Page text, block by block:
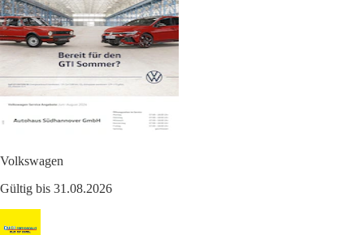
Volkswagen
Gültig bis 31.08.2026